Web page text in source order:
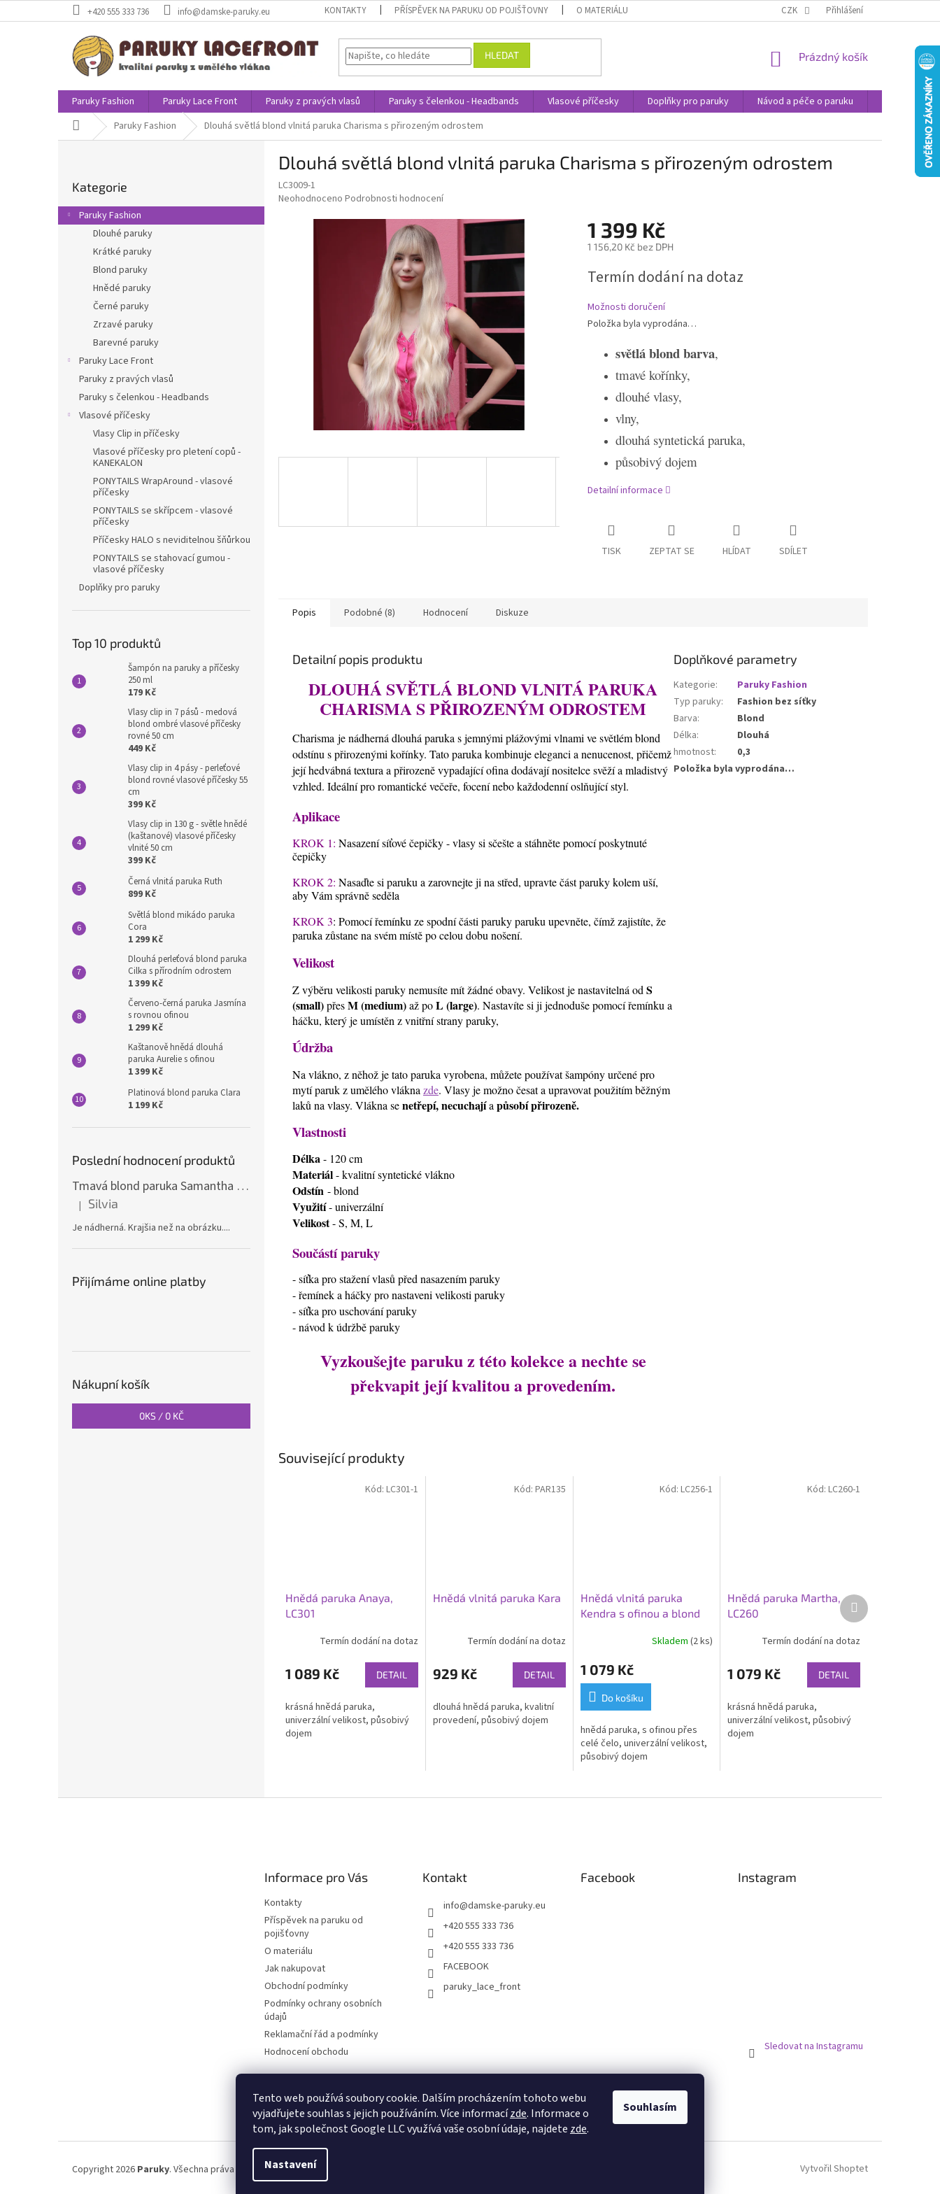
Tento web používá soubory cookie. Dalším procházením tohoto webu
vyjadřujete souhlas s jejich používáním. Více informacízde. Informace o
tom, jak společnost Google LLC využívá vaše osobní údaje, najdete zde.
Nastavení
Souhlasím
na
+420 555 333 736 info@damske-paruky.eu KONTAKTY PŘÍSPĚVEK NA PARUKU OD POJIŠŤOVNY O MATERIÁLU OBCHODNÍ PODMÍNKY PODMÍNKY
CZK Přihlášení
HLEDAT
NÁKUPNÍ
Prázdný košík
Paruky Fashion Paruky Lace Front Paruky z pravých vlasů Paruky s čelenkou - Headbands Vlasové příčesky Doplňky pro paruky Návod a péče o paruku
Příspěvek
Domů Paruky Fashion Dlouhá světlá blond vlnitá paruka Charisma s přirozeným odrostem
r
a
kategorie
Kategorie
Paruky Fashion
Dlouhé paruky
Krátké paruky
Blond paruky
Hnědé paruky
Černé paruky
Zrzavé paruky
Barevné paruky
Paruky Lace Front
Paruky z pravých vlasů
Paruky s čelenkou - Headbands
Vlasové příčesky
Vlasy Clip in příčesky
Vlasové příčesky pro pletení copů -
KANEKALON
PONYTAILS WrapAround - vlasové
příčesky
PONYTAILS se skřípcem - vlasové
příčesky
Příčesky HALO s neviditelnou šňůrkou
PONYTAILS se stahovací gumou -
vlasové příčesky
Doplňky pro paruky
Top 10 produktů
Šampón na paruky a příčesky
250 ml
179 Kč
Vlasy clip in 7 pásů - medová
blond ombré vlasové příčesky
rovné 50 cm
449 Kč
Vlasy clip in 4 pásy - perleťové
blond rovné vlasové příčesky 55
cm
399 Kč
Vlasy clip in 130 g - světle hnědé
(kaštanové) vlasové příčesky
vlnité 50 cm
399 Kč
Černá vlnitá paruka Ruth
899 Kč
Světlá blond mikádo paruka
Cora
1 299 Kč
Dlouhá perleťová blond paruka
Cilka s přírodním odrostem
1 399 Kč
Červeno-černá paruka Jasmína
s rovnou ofinou
1 299 Kč
Kaštanově hnědá dlouhá
paruka Aurelie s ofinou
1 399 Kč
Platinová blond paruka Clara
1 199 Kč
Poslední hodnocení produktů
Tmavá blond paruka Samantha s melíry
Hodnocení produktu je 5 z 5 hvězdiček.
| Silvia
Je nádherná. Krajšia než na obrázku....
Přijímáme online platby
Nákupní košík
0KS / 0 KČ
Dlouhá světlá blond vlnitá paruka Charisma s přirozeným odrostem
LC3009-1
Průměrné
Neohodnoceno Podrobnosti hodnocení
1 399 Kč
1 156,20 Kč bez DPH
cena:
Termín dodání na dotaz
Možnosti doručení
Položka byla vyprodána…
světlá blond barva,
tmavé kořínky,
dlouhé vlasy,
vlny,
dlouhá syntetická paruka,
působivý dojem
Detailní informace
TISK ZEPTAT SE HLÍDAT SDÍLET
Související produkty
Hnědá paruka Anaya,
LC301
Termín dodání na dotaz
1 089 Kč DETAIL
krásná hnědá paruka,
univerzální velikost, působivý
dojem
Kód: LC301-1
Hnědá vlnitá paruka Kara
Termín dodání na dotaz
929 Kč DETAIL
dlouhá hnědá paruka, kvalitní
provedení, působivý dojem
Kód: PAR135
Hnědá vlnitá paruka
Kendra s ofinou a blond
Skladem(2 ks)
1 079 Kč
Do košíku
hnědá paruka, s ofinou přes
celé čelo, univerzální velikost,
působivý dojem
Kód:LC256-1
Hnědá paruka Martha,
LC260
Termín dodání na dotaz
1 079 Kč DETAIL
krásná hnědá paruka,
univerzální velikost, působivý
dojem
Kód: LC260-1
Další
produkt
Popis Podobné (8) Hodnocení Diskuze
Detailní popis produktu
DLOUHÁ SVĚTLÁ BLOND VLNITÁ PARUKA
CHARISMA S PŘIROZENÝM ODROSTEM
Charisma je nádherná dlouhá paruka s jemnými plážovými vlnami ve světlém blond
odstínu s přirozenými kořínky. Tato paruka kombinuje eleganci a nenucenost, přičemž
její hedvábná textura a přirozeně vypadající ofina dodávají nositelce svěží a mladistvý
vzhled. Ideální pro romantické večeře, focení nebo každodenní oslňující styl.
Aplikace
KROK 1: Nasazení síťové čepičky - vlasy si sčešte a stáhněte pomocí poskytnuté
čepičky
KROK 2: Nasaďte si paruku a zarovnejte ji na střed, upravte část paruky kolem uší,
aby Vám správně seděla
KROK 3: Pomocí řemínku ze spodní části paruky paruku upevněte, čímž zajistíte, že
paruka zůstane na svém místě po celou dobu nošení.
Velikost
Z výběru velikosti paruky nemusíte mít žádné obavy. Velikost je nastavitelná od S
(small)přesM (medium)až poL (large). Nastavíte si ji jednoduše pomocí řemínku a
háčku, který je umístěn z vnitřní strany paruky,
Údržba
Na vlákno, z něhož je tato paruka vyrobena, můžete používat šampóny určené pro
mytí paruk z umělého vláknazde. Vlasy je možno česat a upravovat použitím běžným
laků na vlasy. Vlákna senetřepí, necuchajíapůsobí přirozeně.
Vlastnosti
Délka - 120 cm
Materiál- kvalitní syntetické vlákno
Odstín - blond
Využití- univerzální
Velikost- S, M, L
Součástí paruky
- síťka pro stažení vlasů před nasazením paruky
- řemínek a háčky pro nastaveni velikosti paruky
- síťka pro uschování paruky
- návod k údržbě paruky
Vyzkoušejte paruku z této kolekce a nechte se
překvapit její kvalitou a provedením.
Doplňkové parametry
Kategorie:
Paruky Fashion
Typ paruky:
Fashion bez síťky
Barva:
Blond
Délka:
Dlouhá
hmotnost:
0,3
Položka byla vyprodána…
Informace pro Vás
Kontakty
Příspěvek na paruku od
pojišťovny
O materiálu
Jak nakupovat
Obchodní podmínky
Podmínky ochrany osobních
údajů
Reklamační řád a podmínky
Hodnocení obchodu
Kontakt
info@damske-paruky.eu
+420 555 333 736
+420 555 333 736
FACEBOOK
paruky_lace_front
Facebook Instagram
Sledovat na Instagramu
www.damske-paruky.eu
Vytvořil Shoptet
Copyright 2026 Paruky. Všechna práva vyhrazena.